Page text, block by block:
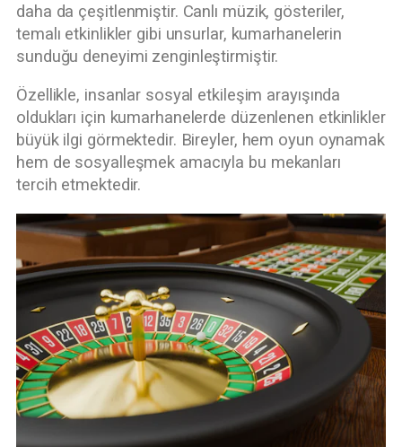
daha da çeşitlenmiştir. Canlı müzik, gösteriler,
temalı etkinlikler gibi unsurlar, kumarhanelerin
sunduğu deneyimi zenginleştirmiştir.
Özellikle, insanlar sosyal etkileşim arayışında
oldukları için kumarhanelerde düzenlenen etkinlikler
büyük ilgi görmektedir. Bireyler, hem oyun oynamak
hem de sosyalleşmek amacıyla bu mekanları
tercih etmektedir.